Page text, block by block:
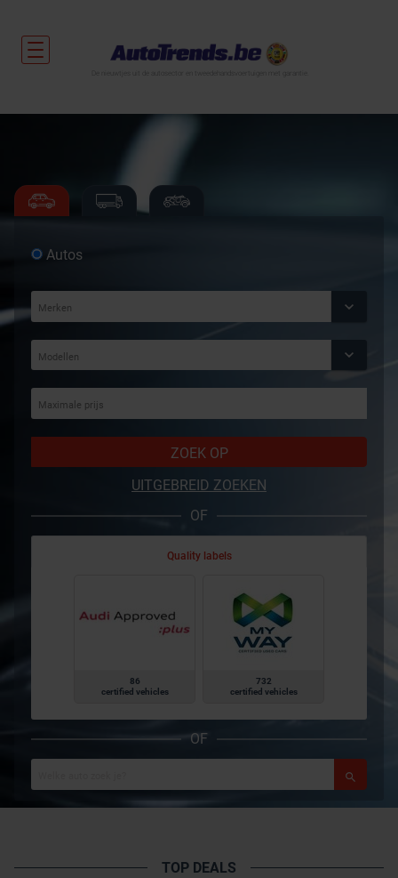
Autos
ZOEK OP
UITGEBREID ZOEKEN
OF
Quality labels
86
certified vehicles
732
certified vehicles
OF
TOP DEALS